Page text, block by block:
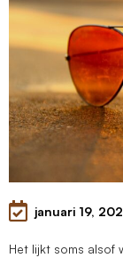
januari 19,
Het lijkt soms alsof